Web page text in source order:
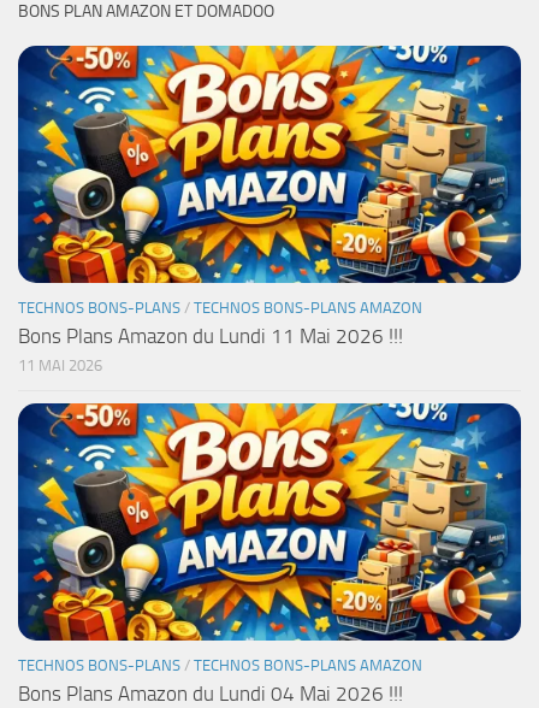
BONS PLAN AMAZON ET DOMADOO
TECHNOS BONS-PLANS / TECHNOS BONS-PLANS AMAZON
Bons Plans Amazon du Lundi 11 Mai 2026 !!!
11 MAI 2026
TECHNOS BONS-PLANS / TECHNOS BONS-PLANS AMAZON
Bons Plans Amazon du Lundi 04 Mai 2026 !!!